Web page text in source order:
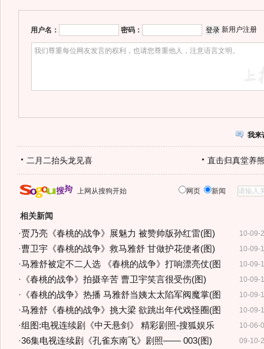
用户名： 密码： 新用户注册
我来
二月二抬头龙见喜 直击归真堂养
上网从搜狗开始 网页 新闻
相关新闻
10-09-
·贾乃亮《春桃的战争》展魅力 被赞帅版孙红雷(图)
10-09-
·曹卫宇《春桃的战争》救马雅舒 甘做护花使者(图)
10-09-
·马雅舒被定不二人选 《春桃的战争》打响漂亮仗(图
10-09-
· 《春桃的战争》拍摄辛苦 曹卫宇笑言很受伤(图)
10-09-
· 《春桃的战争》热播 马雅舒当姨太太陷军阀魔掌(图
10-09-
·马雅舒《春桃的战争》挑大梁 欲跳出年代戏怪圈(图
10-06-
·组图:电视连续剧《中天悬剑》 精彩剧照-搜狐娱乐
09-10-
·36集电视连续剧《孔雀东南飞》剧照—— 003(图)